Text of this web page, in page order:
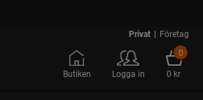
Privat | Företag
Butiken Logga in
0
0 kr